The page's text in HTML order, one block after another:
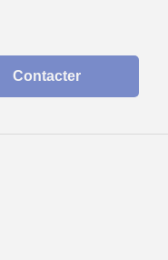
Contacter